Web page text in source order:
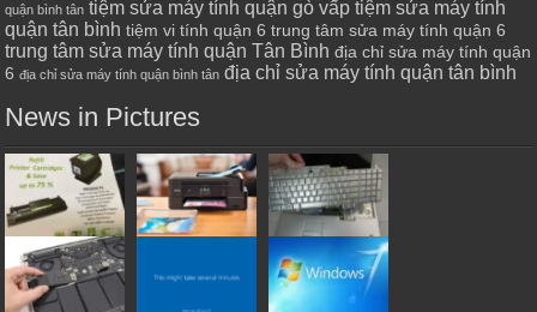
quận bình tân tiệm sửa máy tính quận gò vấp tiệm sửa máy tính
quận tân bình tiệm vi tính quận 6 trung tâm sửa máy tính quận 6
trung tâm sửa máy tính quận Tân Bình địa chỉ sửa máy tính quận
6 địa chỉ sửa máy tính quận bình tân địa chỉ sửa máy tính quận tân bình
News in Pictures